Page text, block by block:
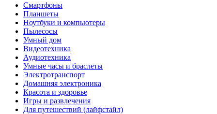
Смартфоны
Планшеты
Ноутбуки и компьютеры
Пылесосы
Умный дом
Видеотехника
Аудиотехника
Умные часы и браслеты
Электротранспорт
Домашняя электроника
Красота и здоровье
Игры и развлечения
Для путешествий (лайфстайл)